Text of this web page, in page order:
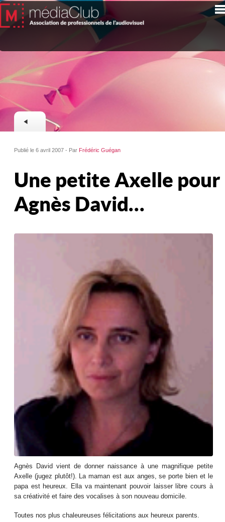
Publié le 6 avril 2007 - Par Frédéric Guégan
Une petite Axelle pour
Agnès David…
Agnès David vient de donner naissance à une magnifique petite
Axelle (jugez plutôt!). La maman est aux anges, se porte bien et le
papa est heureux. Ella va maintenant pouvoir laisser libre cours à
sa créativité et faire des vocalises à son nouveau domicile.
Toutes nos plus chaleureuses félicitations aux heureux parents.